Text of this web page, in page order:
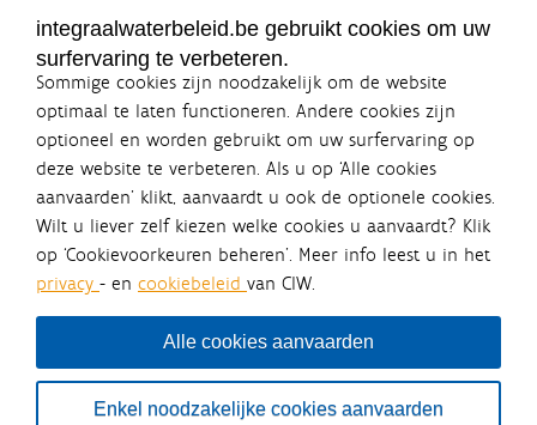
integraalwaterbeleid.be gebruikt cookies om uw
surfervaring te verbeteren.
Sommige cookies zijn noodzakelijk om de website
optimaal te laten functioneren. Andere cookies zijn
optioneel en worden gebruikt om uw surfervaring op
deze website te verbeteren. Als u op ‘Alle cookies
aanvaarden’ klikt, aanvaardt u ook de optionele cookies.
Wilt u liever zelf kiezen welke cookies u aanvaardt? Klik
op ‘Cookievoorkeuren beheren’. Meer info leest u in het
privacy - en cookiebeleid van CIW.
Alle cookies aanvaarden
Enkel noodzakelijke cookies aanvaarden
Integraalwaterbeleid.be is een
officiële website van de Vlaamse
overheid
uitgegeven door Coördinatiecommissie Integraal
Waterbeleid
De Coördinatiecommissie Integraal Waterbeleid (CIW) is een
bestuursniveaus die bij het waterbeleid betrokken zijn. Ook
waterbedrijven nemen deel aan het overleg. Deze
samenwerking zorgt voor een gecoördineerde en
geïntegreerde aanpak van het waterbeleid en waterbeheer
in Vlaanderen.